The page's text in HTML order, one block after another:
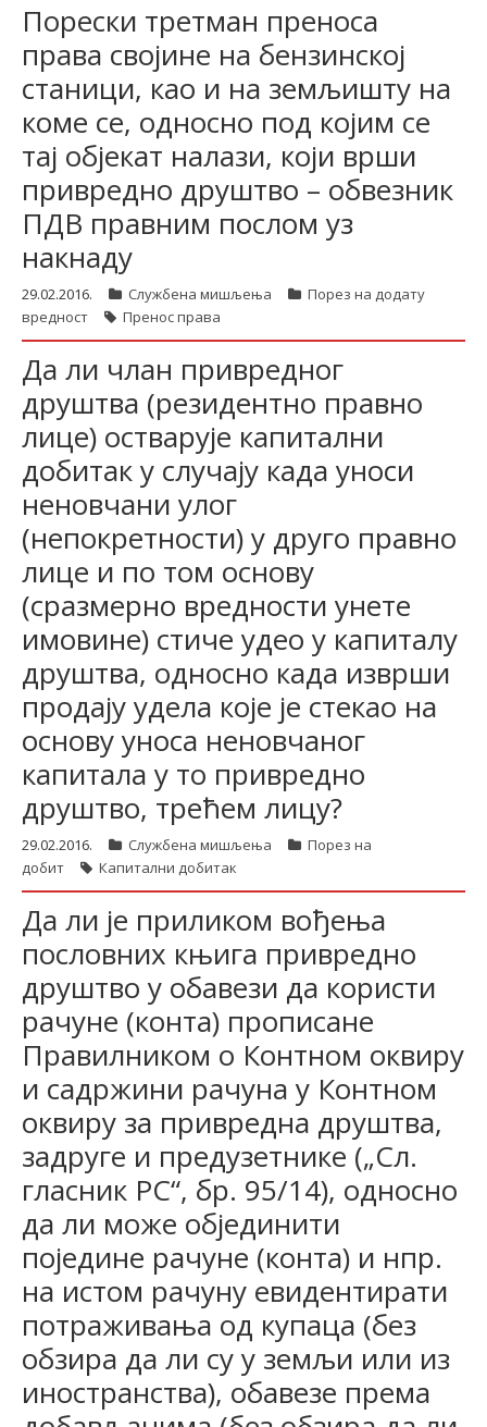
Порески третман преноса
права својине на бензинској
станици, као и на земљишту на
коме се, односно под којим се
тај објекат налази, који врши
привредно друштво – обвезник
ПДВ правним послом уз
накнаду
29.02.2016. Службена мишљења
Порез на додату
вредност
Пренос права
Да ли члан привредног
друштва (резидентно правно
лице) остварује капитални
добитак у случају када уноси
неновчани улог
(непокретности) у друго правно
лице и по том основу
(сразмерно вредности унете
имовине) стиче удео у капиталу
друштва, односно када изврши
продају удела које је стекао на
основу уноса неновчаног
капитала у то привредно
друштво, трећем лицу?
29.02.2016. Службена мишљења
Порез на
добит
Капитални добитак
Да ли је приликом вођења
пословних књига привредно
друштво у обавези да користи
рачуне (конта) прописане
Правилником о Контном оквиру
и садржини рачуна у Контном
оквиру за привредна друштва,
задруге и предузетнике („Сл.
гласник РС“, бр. 95/14), односно
да ли може објединити
поједине рачуне (конта) и нпр.
на истом рачуну евидентирати
потраживања од купаца (без
обзира да ли су у земљи или из
иностранства), обавезе према